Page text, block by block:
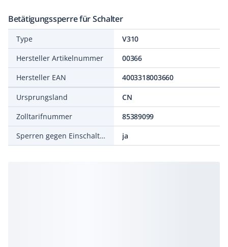
Betätigungssperre für Schalter
Type
V310
Hersteller Artikelnummer
00366
Hersteller EAN
4003318003660
Ursprungsland
CN
Zolltarifnummer
85389099
Sperren gegen Einschalten
ja